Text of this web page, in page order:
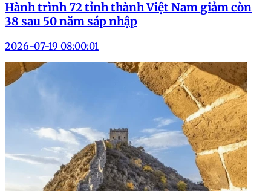
Hành trình 72 tỉnh thành Việt Nam giảm còn
38 sau 50 năm sáp nhập
2026-07-19 08:00:01